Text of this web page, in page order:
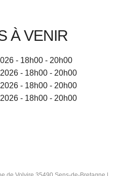
À VENIR
- 18h00 - 20h00
- 18h00 - 20h00
- 18h00 - 20h00
- 18h00 - 20h00